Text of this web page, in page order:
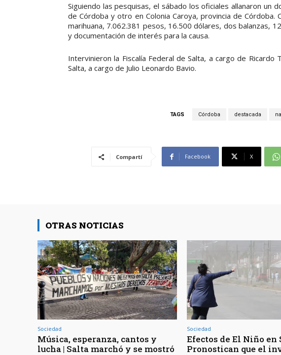
Siguiendo las pesquisas, el sábado los oficiales allanaron un
de Córdoba y otro en Colonia Caroya, provincia de
marihuana, 7.062.381 pesos, 16.500 dólares, dos balanzas,
y documentación de interés para la causa.
Intervinieron la Fiscalía Federal de Salta, a cargo de Ricardo
Salta, a cargo de Julio Leonardo Bavio.
TAGS Córdoba destacada
Compartí Facebook X
OTRAS NOTICIAS
Sociedad
Música, esperanza, cantos y
lucha | Salta marchó y se mostró
Sociedad
Efectos de El Niño en
Pronostican que el